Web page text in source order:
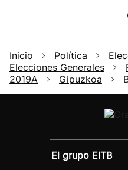
Inicio Política
Elecciones Generales
2019A
Gipuzkoa
El grupo EITB